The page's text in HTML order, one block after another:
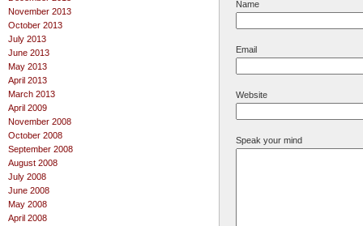
November 2013
October 2013
July 2013
June 2013
May 2013
April 2013
March 2013
April 2009
November 2008
October 2008
September 2008
August 2008
July 2008
June 2008
May 2008
April 2008
Name
Email
Website
Speak your mind